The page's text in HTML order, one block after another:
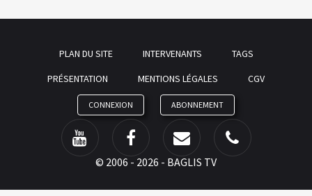
PLAN DU SITE INTERVENANTS
TAGS
PRÉSENTATION
MENTIONS LÉGALES CGV
CONNEXION ABONNEMENT
© 2006 - 2026 - BAGLIS TV